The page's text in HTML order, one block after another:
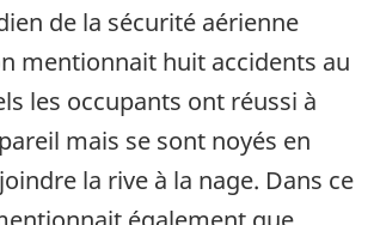
de la sécurité aérienne
bas de page
mentionnait huit accidents au
les occupants ont réussi à
mais se sont noyés en
la rive à la nage. Dans ce